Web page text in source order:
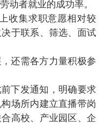
动者就业的成功率。
收集求职意愿相对较
于联系、筛选、面试
还需各方力量积极参
下发通知，明确要求
场所内建立直播带岗
高校、产业园区、企